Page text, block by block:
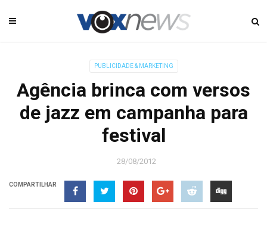
PUBLICIDADE & MARKETING
Agência brinca com versos
de jazz em campanha para
festival
28/08/2012
COMPARTILHAR